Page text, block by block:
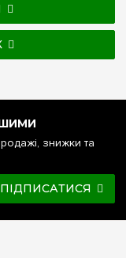
знижки та
ПІДПИСАТИСЯ